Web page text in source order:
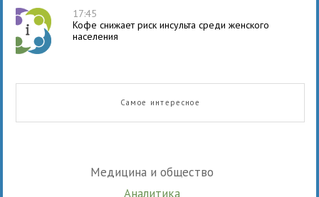
17:45
Кофе снижает риск инсульта среди женского
населения
Самое интересное
Медицина и общество
Аналитика